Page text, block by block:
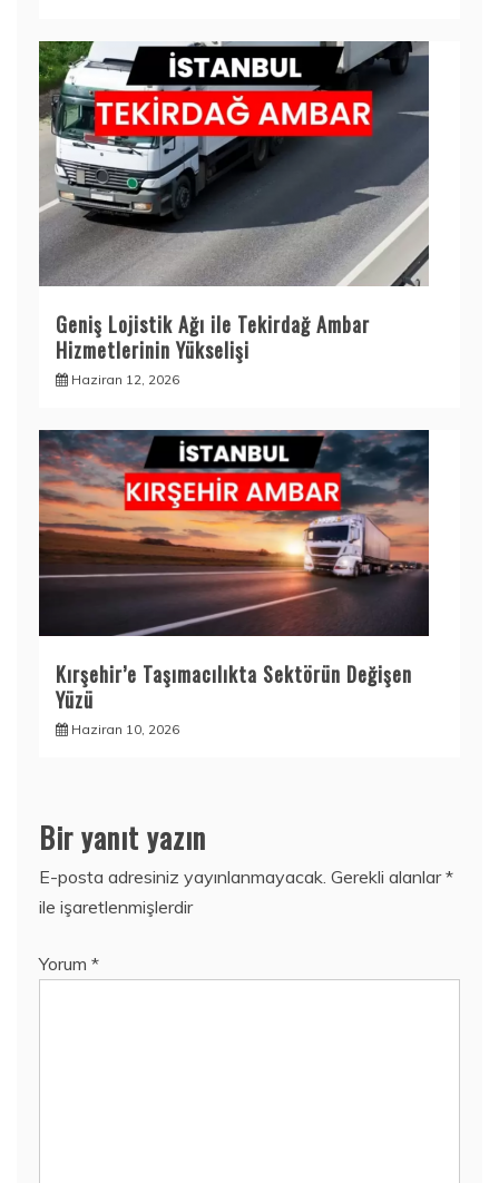
Geniş Lojistik Ağı ile Tekirdağ Ambar
Hizmetlerinin Yükselişi
Haziran 12, 2026
Kırşehir’e Taşımacılıkta Sektörün Değişen
Yüzü
Haziran 10, 2026
Bir yanıt yazın
E-posta adresiniz yayınlanmayacak. Gerekli alanlar*
ile işaretlenmişlerdir
Yorum *